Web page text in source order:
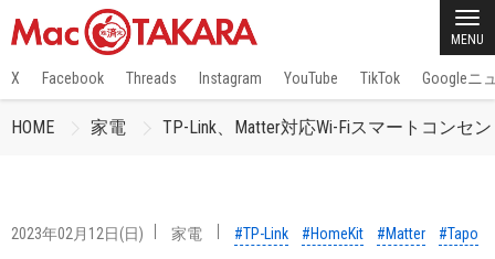
MENU
X Facebook Threads Instagram YouTube TikTok Googleニ
HOME 家電 TP-Link、Matter対応Wi-Fiスマートコンセ
2023年02月12日(日) 家電 #TP-Link #HomeKit #Matter #Tapo